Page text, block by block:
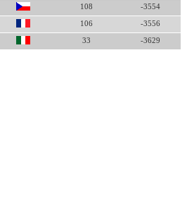
108 -3554
106 -3556
33 -3629